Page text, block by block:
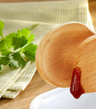
aanmelden